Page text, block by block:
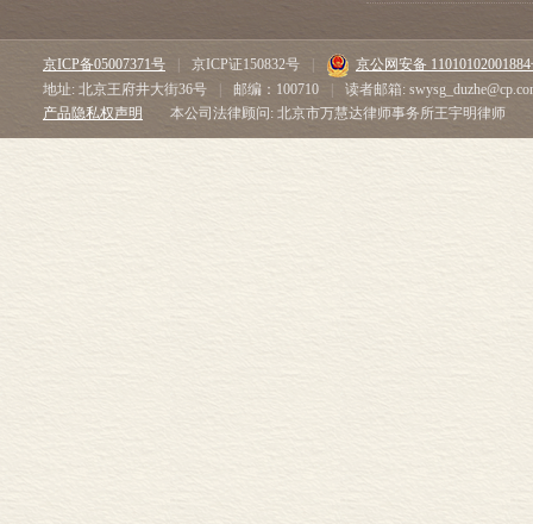
京ICP备05007371号 京ICP证150832号
京公网安备
地址: 北京王府井大街36号
邮编：100710
读者邮箱:
产品隐私权声明
本公司法律顾问: 北京市万慧达律师事务所王宇明律师